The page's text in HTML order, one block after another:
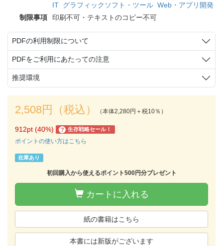
IT グラフィックソフト・ツール Web・アプリ開発
制限事項
印刷不可・テキストのコピー不可
PDFの利用制限について
PDFをご利用にあたっての注意
推奨環境
2,508円（税込） （本体2,280円＋税10％）
912pt (40%) ? 生存戦略セール！
ポイントの使い方はこちら
在庫あり
初回購入から使えるポイント500円分プレゼント
カートに入れる
紙の書籍はこちら
本書には新版がございます